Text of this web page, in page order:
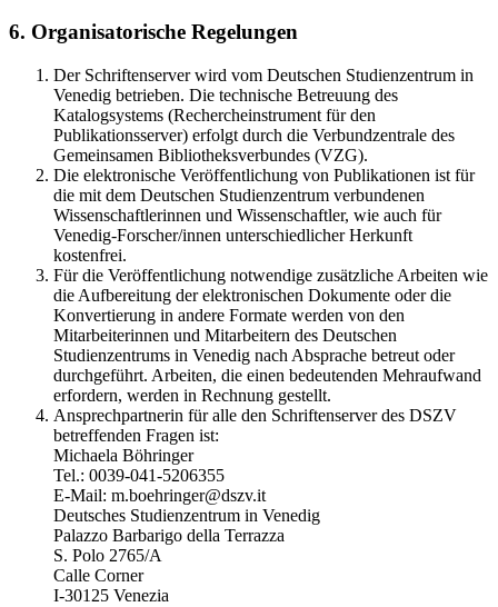
6. Organisatorische Regelungen
Der Schriftenserver wird vom Deutschen Studienzentrum in
Venedig betrieben. Die technische Betreuung des
Katalogsystems (Rechercheinstrument für den
Publikationsserver) erfolgt durch die Verbundzentrale des
Gemeinsamen Bibliotheksverbundes (VZG).
Die elektronische Veröffentlichung von Publikationen ist für
die mit dem Deutschen Studienzentrum verbundenen
Wissenschaftlerinnen und Wissenschaftler, wie auch für
Venedig-Forscher/innen unterschiedlicher Herkunft
kostenfrei.
Für die Veröffentlichung notwendige zusätzliche Arbeiten wie
die Aufbereitung der elektronischen Dokumente oder die
Konvertierung in andere Formate werden von den
Mitarbeiterinnen und Mitarbeitern des Deutschen
Studienzentrums in Venedig nach Absprache betreut oder
durchgeführt. Arbeiten, die einen bedeutenden Mehraufwand
erfordern, werden in Rechnung gestellt.
Ansprechpartnerin für alle den Schriftenserver des DSZV
betreffenden Fragen ist:
Michaela Böhringer
Tel.: 0039-041-5206355
E-Mail: m.boehringer@dszv.it
Deutsches Studienzentrum in Venedig
Palazzo Barbarigo della Terrazza
S. Polo 2765/A
Calle Corner
I-30125 Venezia